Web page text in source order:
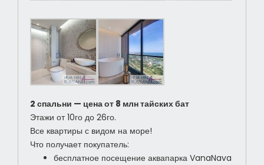
2 спальни — цена от 8 млн тайских бат
Этажи от 10го до 26го.
Все квартиры с видом на море!
Что получает покупатель:
бесплатное посещение аквапарка VanaNava